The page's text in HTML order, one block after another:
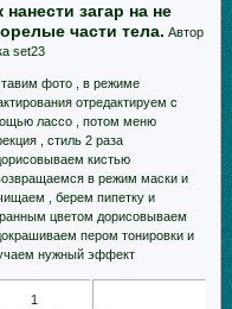
нанести загар на не
части тела. Автор
set23
фото , в режиме
отредактируем с
лассо , потом меню
, стиль 2 раза
кистью
в режим маски и
, берем пипетку и
цветом дорисовываем
пером тонировки и
нужный эффект
1